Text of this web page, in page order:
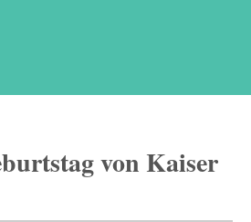
von Kaiser